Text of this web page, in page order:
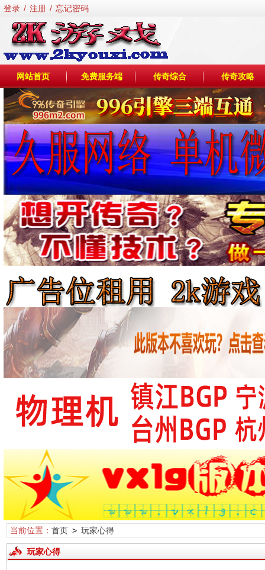
登录 / 注册 / 忘记密码
网站首页 免费服务端 传奇综合 传奇攻略
当前位置： 首页 > 玩家心得
玩家心得